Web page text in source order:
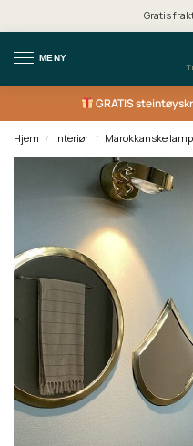
Gratis
MENY
GRATIS
Hjem / Interiør / Marokkanske